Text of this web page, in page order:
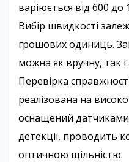
варіюється від 600
Вибір швидкості
грошових одиниць.
можна як вручну, так
Перевірка
реалізована на
оснащений датчиками
детекції, проводить
оптичною щільністю.